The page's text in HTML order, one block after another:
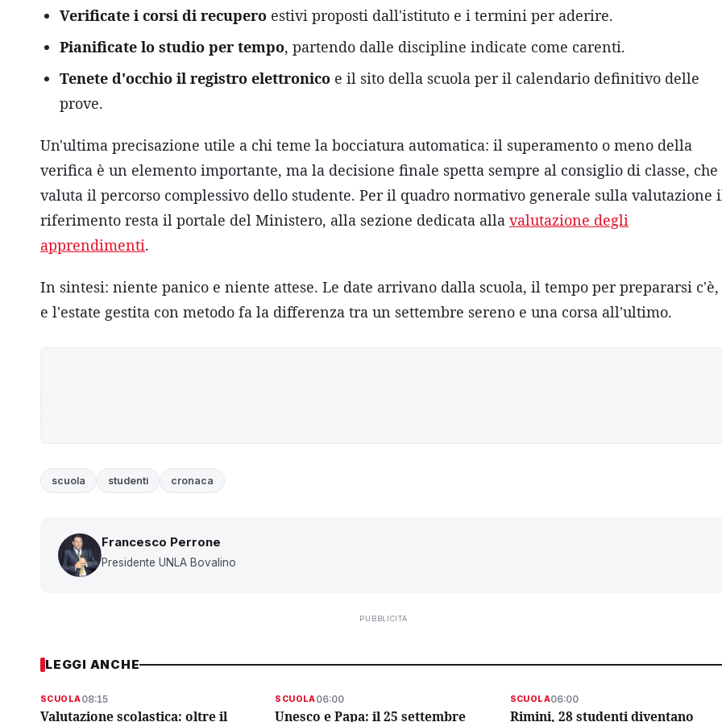
Verificate i corsi di recupero estivi proposti dall'istituto e i termini per aderire.
Pianificate lo studio per tempo, partendo dalle discipline indicate come carenti.
Tenete d'occhio il registro elettronico e il sito della scuola per il calendario definitivo delle
prove.
Un'ultima precisazione utile a chi teme la bocciatura automatica: il superamento o meno della
verifica è un elemento importante, ma la decisione finale spetta sempre al consiglio di classe, che
valuta il percorso complessivo dello studente. Per il quadro normativo generale sulla valutazione
riferimento resta il portale del Ministero, alla sezione dedicata alla valutazione degli
apprendimenti.
In sintesi: niente panico e niente attese. Le date arrivano dalla scuola, il tempo per prepararsi c'è,
e l'estate gestita con metodo fa la differenza tra un settembre sereno e una corsa all'ultimo.
scuola studenti cronaca
Francesco Perrone
Presidente UNLA Bovalino
PUBBLICITÀ
LEGGI ANCHE
SCUOLA08:15
Valutazione scolastica: oltre il
SCUOLA06:00
Unesco e Papa: il 25 settembre
SCUOLA06:00
Rimini, 28 studenti diventano